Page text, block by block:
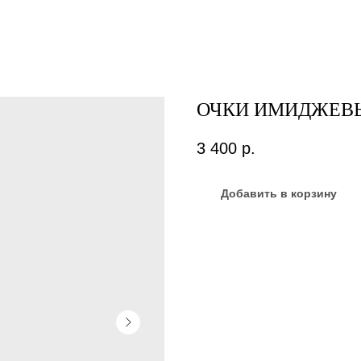
ОЧКИ
3 400 р.
Добавить в корзину